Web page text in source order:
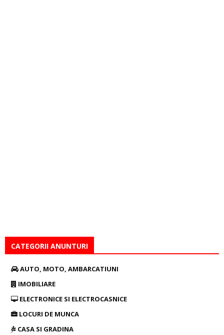
CATEGORII ANUNTURI
AUTO, MOTO, AMBARCATIUNI
IMOBILIARE
ELECTRONICE SI ELECTROCASNICE
LOCURI DE MUNCA
CASA SI GRADINA